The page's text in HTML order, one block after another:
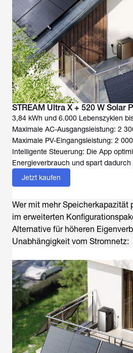
STREAM Ultra X + 520 W Solar
3,84 kWh und 6.000 Lebenszyklen
Maximale AC-Ausgangsleistung: 2
Maximale PV-Eingangsleistung: 2
Intelligente Steuerung: Die App
Energieverbrauch und spart
Jetzt kaufen
Wer mit mehr Speicherkapazität
im erweiterten
Alternative für höheren
Unabhängigkeit vom Stromnetz: